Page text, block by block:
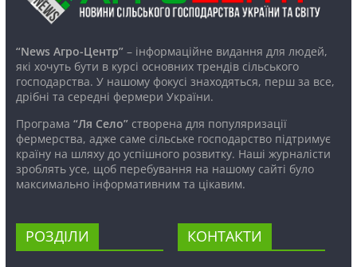
“News Агро-Центр”– інформаційне видання для людей,
які хочуть бути в курсі основних трендів сільського
господарства. У нашому фокусі знаходяться, перш за все,
дрібні та середні фермери України.
Програма “Ля Село”створена для популяризації
фермерства, адже саме сільське господарство підтримує
країну на шляху до успішного розвитку. Наші журналісти
зроблять усе, щоб перебування на нашому сайті було
максимально інформативним та цікавим.
РОЗДІЛИ КОНТАКТИ